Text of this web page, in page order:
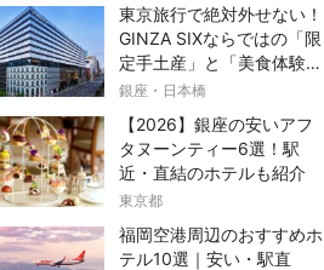
東京旅行で絶対外せない！
GINZA SIXならではの「限
定手土産」と「美食体験」
完全ガイド
銀座・日本橋
【2026】銀座の安いアフ
タヌーンティー6選！駅
近・直結のホテルも紹介
東京都
福岡空港周辺のおすすめホ
テル10選｜安い・駅直